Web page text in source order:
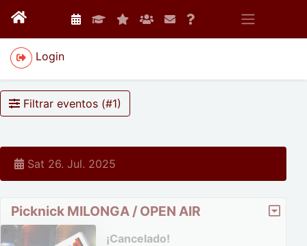
Login
Filtrar eventos (#1)
Sat 26. Jul. 2025
Picknick MILONGA / OPEN AIR
¡Cancelado!